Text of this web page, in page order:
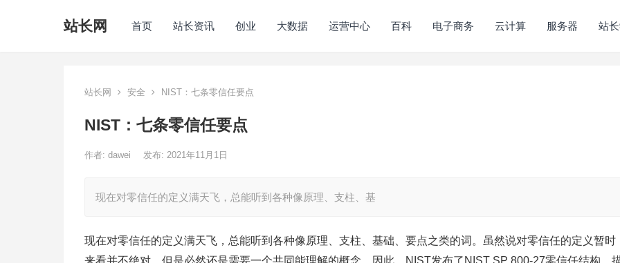
站长网 首页 站长资讯 创业 大数据 运营中心 百科 电子商务 云计算 服务器 站
站长网 安全 NIST：七条零信任要点
NIST：七条零信任要点
作者: dawei 发布: 2021年11月1日
现在对零信任的定义满天飞，总能听到各种像原理、支柱、基
现在对零信任的定义满天飞，总能听到各种像原理、支柱、基础、要点之类的词。虽然说对零信任的定义暂时
来看并不绝对，但是必然还是需要一个共同能理解的概念。因此，NIST发布了NIST SP 800-27零信任结构，